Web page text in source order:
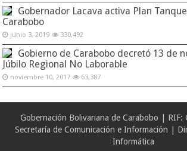
Gobernador Lacava activa Plan
Carabobo
junio 3, 2019 330,492
Gobierno de Carabobo decretó 13 de
Júbilo Regional No Laborable
noviembre 10, 2017 63,387
Gobernación Bolivariana de Carabobo | RIF:
Secretaría de Comunicación e Información |
Informática